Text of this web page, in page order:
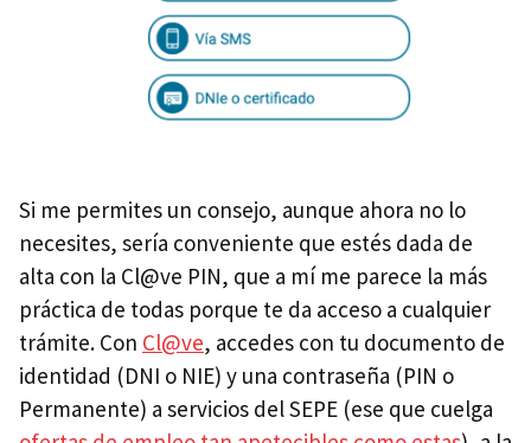
Si me permites un consejo, aunque ahora no lo
necesites, sería conveniente que estés dada de
alta con la Cl@ve PIN, que a mí me parece la más
práctica de todas porque te da acceso a cualquier
trámite. Con Cl@ve, accedes con tu documento de
identidad (DNI o NIE) y una contraseña (PIN o
Permanente) a servicios del SEPE (ese que cuelga